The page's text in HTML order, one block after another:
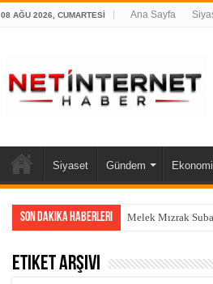
08 AĞU 2026, CUMARTESI Ana Sayfa
Siyaset Gündem Ekonomi
Son Dakika Haberleri Bölgenin
Etiket Arşivi